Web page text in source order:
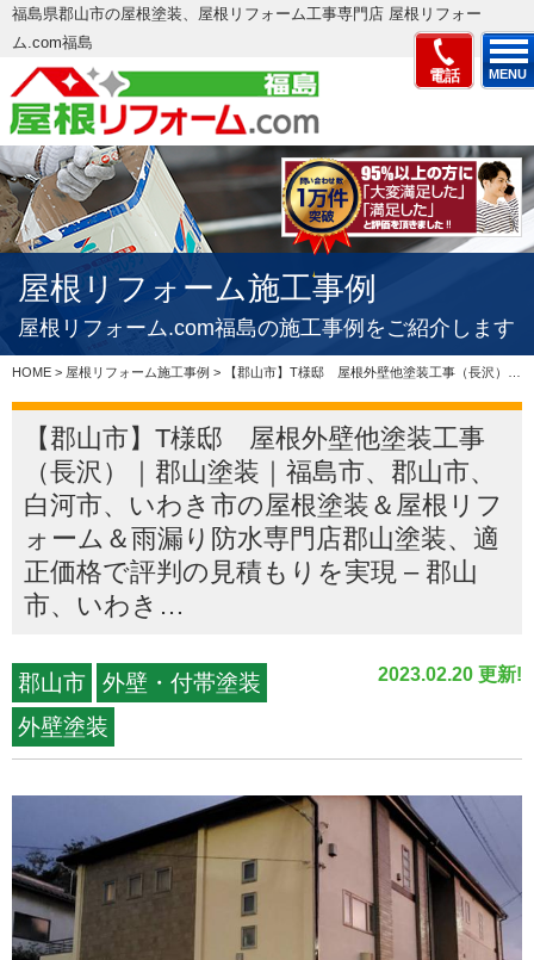
福島県郡山市の屋根塗装、屋根リフォーム工事専門店 屋根リフォー
ム.com福島
電話
MENU
屋根リフォーム施工事例
屋根リフォーム.com福島の施工事例をご紹介します
HOME > 屋根リフォーム施工事例 > 【郡山市】T様邸 屋根外壁他塗装工事（長沢）｜郡山塗装｜福島市、郡山市、白河市、いわき市の屋根塗装＆屋根リフォーム＆雨漏り防水専門店郡山塗装、適正価格で評判の見積もりを実現 – 郡山市、いわき…
【郡山市】T様邸 屋根外壁他塗装工事
（長沢）｜郡山塗装｜福島市、郡山市、
白河市、いわき市の屋根塗装＆屋根リフ
ォーム＆雨漏り防水専門店郡山塗装、適
正価格で評判の見積もりを実現 – 郡山
市、いわき…
2023.02.20 更新!
郡山市
外壁・付帯塗装
外壁塗装